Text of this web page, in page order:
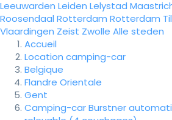
Leeuwarden Leiden Lelystad
Roosendaal Rotterdam Rotterdam
Vlaardingen Zeist Zwolle Alle steden
Accueil
Location camping-car
Belgique
Flandre Orientale
Gent
Camping-car Burstner